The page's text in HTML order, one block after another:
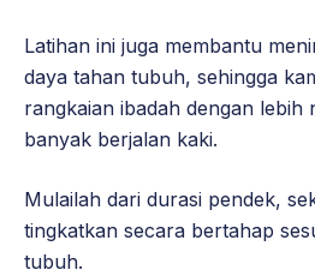
Latihan ini juga membantu
daya tahan tubuh, sehingga
rangkaian ibadah dengan lebih
banyak berjalan kaki.
Mulailah dari durasi pendek,
tingkatkan secara bertahap
tubuh.